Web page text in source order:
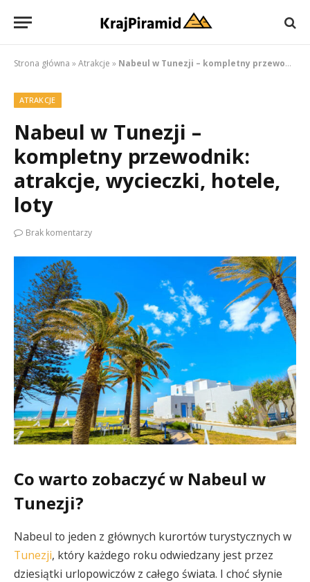
Strona główna »Atrakcje » Nabeul w Tunezji – kompletny przewodnik: atrakcje, wycieczki, hotele, loty
ATRAKCJE
Nabeul w Tunezji –
kompletny przewodnik:
atrakcje, wycieczki, hotele,
loty
Brak komentarzy
Co warto zobaczyć w Nabeul w
Tunezji?
Nabeul to jeden z głównych kurortów turystycznych w
Tunezji, który każdego roku odwiedzany jest przez
dziesiątki urlopowiczów z całego świata. I choć słynie